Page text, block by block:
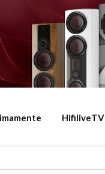
HifiliveTV